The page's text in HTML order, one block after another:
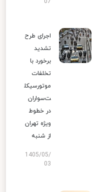
اجرای طرح
تشدید
برخورد با
تخلفات
موتورسیکل
ت‌سواران
در خطوط
ویژه تهران
از شنبه
1405/05/
03